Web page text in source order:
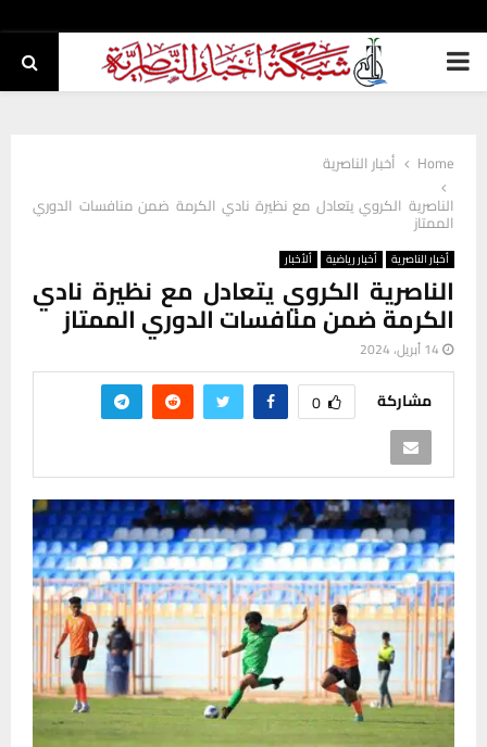
PRIMARY
Home
أخبار الناصرية
الناصرية الكروي يتعادل مع نظيرة نادي الكرمة ضمن منافسات الدوري
الممتاز
أخبار الناصرية أخبار رياضية ألأخبار
الناصرية الكروي يتعادل مع نظيرة نادي
الكرمة ضمن منافسات الدوري الممتاز
14 أبريل، 2024
مشاركة 0